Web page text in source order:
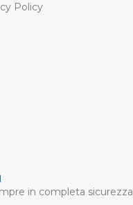
Policy
in completa sicurezza